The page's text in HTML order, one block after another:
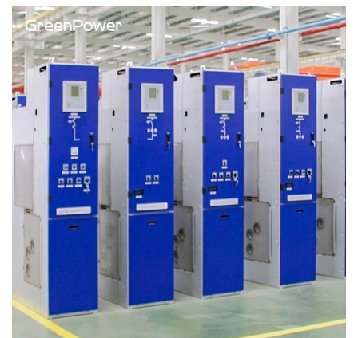
החינמית שלכם.